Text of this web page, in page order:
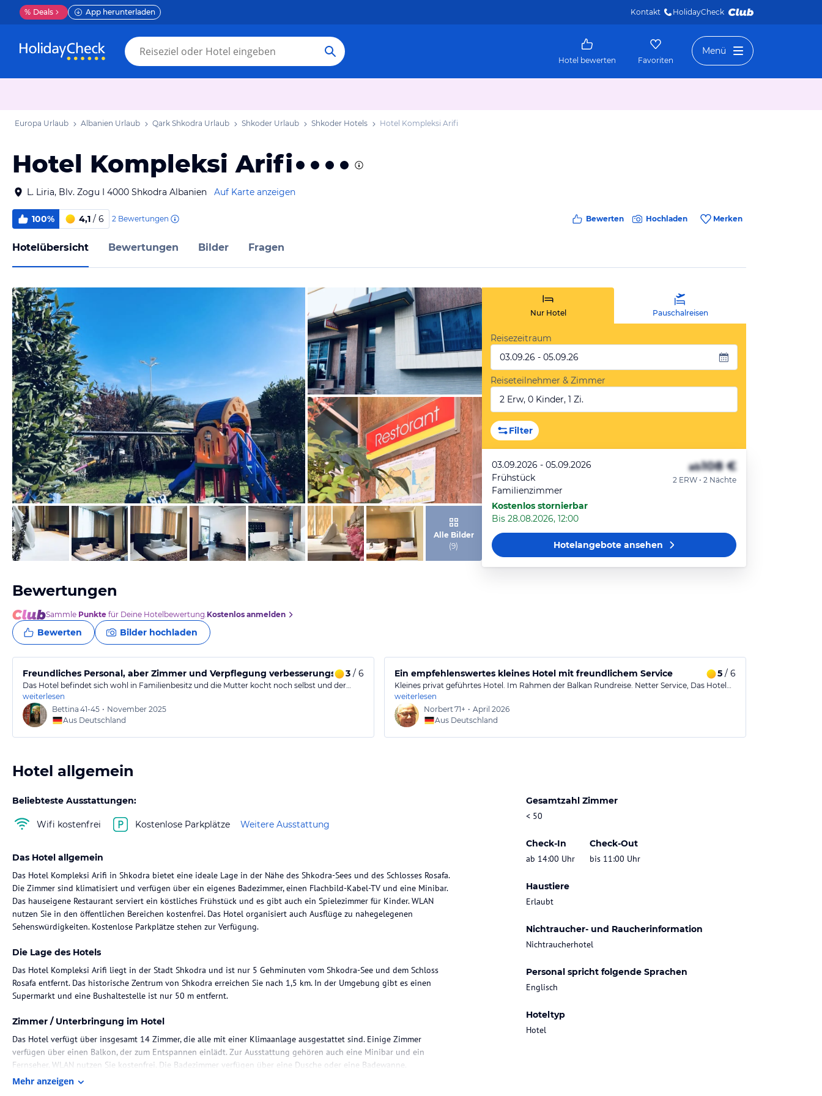
% Deals App herunterladen Kontakt HolidayCheck
Hotel bewerten Favoriten
Menü
Europa Urlaub Albanien Urlaub Qark Shkodra Urlaub Shkoder Urlaub Shkoder Hotels Hotel Kompleksi Arifi
Hotel Kompleksi Arifi
L. Liria, Blv. Zogu I 4000 Shkodra Albanien Auf Karte anzeigen
100% 4,1 / 6 2 Bewertungen Bewerten Hochladen Merken
Hotelübersicht Bewertungen Bilder Fragen
von Expedia
von Expedia
von Expedia
Alle Bilder
(9)
Nur Hotel Pauschalreisen
Reisezeitraum
03.09.26 - 05.09.26
Reiseteilnehmer & Zimmer
2 Erw, 0 Kinder, 1 Zi.
Filter
03.09.2026 - 05.09.2026
Frühstück
Familienzimmer
Kostenlos stornierbar
Bis 28.08.2026, 12:00
ab108 €
2 ERW • 2 Nächte
Hotelangeboteansehen
Bewertungen
Sammle Punkte für Deine Hotelbewertung.Kostenlos anmelden
Bewerten Bilder hochladen
Freundliches Personal, aber Zimmer und Verpflegung verbesserungswürdig.
3 / 6
Das Hotel befindet sich wohl in Familienbesitz und die Mutter kocht noch selbst und der…
weiterlesen
Bettina 41-45 • November 2025
Aus Deutschland
Ein empfehlenswertes kleines Hotel mit freundlichem Service 5 / 6
Kleines privat geführtes Hotel. Im Rahmen der Balkan Rundreise. Netter Service, Das Hotel…
weiterlesen
Norbert71+ • April 2026
Aus Deutschland
Hotel allgemein
Beliebteste Ausstattungen:
Wifi kostenfrei Kostenlose Parkplätze Weitere Ausstattung
Gesamtzahl Zimmer
< 50
Check-In
ab 14:00 Uhr
Check-Out
bis 11:00 Uhr
Haustiere
Erlaubt
Nichtraucher- und Raucherinformation
Nichtraucherhotel
Personal spricht folgende Sprachen
Englisch
Hoteltyp
Hotel
Das Hotel allgemein
Das Hotel Kompleksi Arifi in Shkodra bietet eine ideale Lage in der Nähe des Shkodra-Sees und des Schlosses Rosafa.
Die Zimmer sind klimatisiert und verfügen über ein eigenes Badezimmer, einen Flachbild-Kabel-TV und eine Minibar.
Das hauseigene Restaurant serviert ein köstliches Frühstück und es gibt auch ein Spielezimmer für Kinder. WLAN
nutzen Sie in den öffentlichen Bereichen kostenfrei. Das Hotel organisiert auch Ausflüge zu nahegelegenen
Sehenswürdigkeiten. Kostenlose Parkplätze stehen zur Verfügung.
Die Lage des Hotels
Das Hotel Kompleksi Arifi liegt in der Stadt Shkodra und ist nur 5 Gehminuten vom Shkodra-See und dem Schloss
Rosafa entfernt. Das historische Zentrum von Shkodra erreichen Sie nach 1,5 km. In der Umgebung gibt es einen
Supermarkt und eine Bushaltestelle ist nur 50 m entfernt.
Zimmer / Unterbringung im Hotel
Das Hotel verfügt über insgesamt 14 Zimmer, die alle mit einer Klimaanlage ausgestattet sind. Einige Zimmer
verfügen über einen Balkon, der zum Entspannen einlädt. Zur Ausstattung gehören auch eine Minibar und ein
Fernseher. WLAN nutzen Sie kostenfrei. Die Badezimmer verfügen über eine Dusche oder eine Badewanne.
Mehr anzeigen